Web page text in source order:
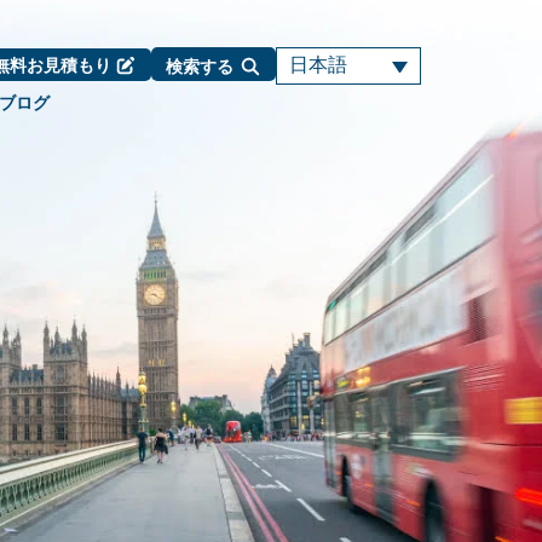
料お見積もり 検索する 日本語
ブログ